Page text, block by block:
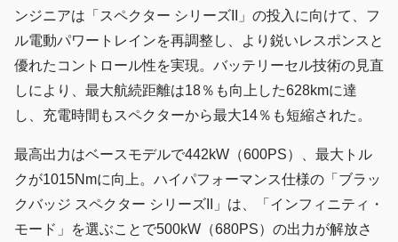
ンジニアは「スペクター シリーズII」の投入に向けて、フ
ル電動パワートレインを再調整し、より鋭いレスポンスと
優れたコントロール性を実現。バッテリーセル技術の見直
しにより、最大航続距離は18％も向上した628kmに達
し、充電時間もスペクターから最大14％も短縮された。
最高出力はベースモデルで442kW（600PS）、最大トル
クが1015Nmに向上。ハイパフォーマンス仕様の「ブラッ
クバッジ スペクター シリーズII」は、「インフィニティ・
モード」を選ぶことで500kW（680PS）の出力が解放さ